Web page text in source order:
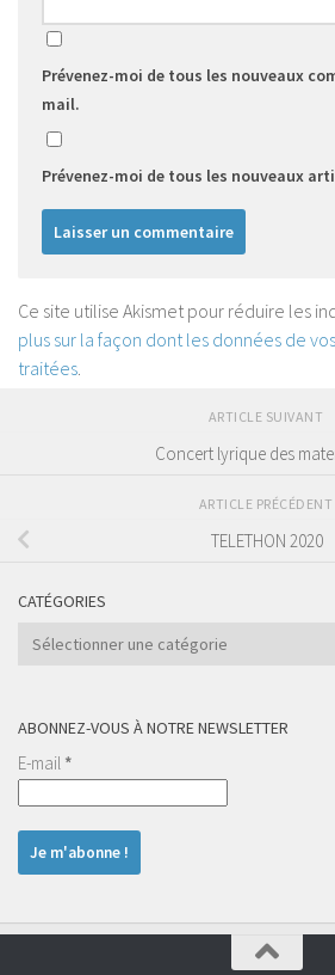
Prévenez-moi de tous les nouveaux
mail.
Prévenez-moi de tous les nouveaux
Ce site utilise Akismet pour réduire les
plus sur la façon dont les données de
traitées.
ARTICLE SUIVANT
Concert lyrique des
ARTICLE PRÉCÉDENT
TELETHON 2020
CATÉGORIES
Catégories
ABONNEZ-VOUS À NOTRE NEWSLETTER
E-mail *